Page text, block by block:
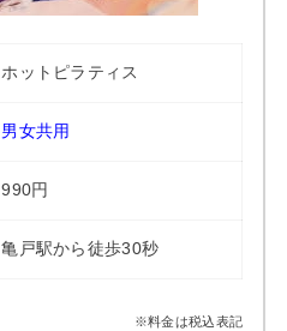
ホットピラティス
男女共用
990円
亀戸駅から徒歩30秒
※料金は税込表記